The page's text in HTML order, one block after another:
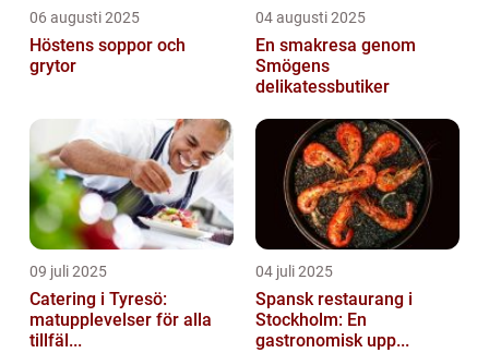
06 augusti 2025
Höstens soppor och
grytor
04 augusti 2025
En smakresa genom
Smögens
delikatessbutiker
09 juli 2025
Catering i Tyresö:
matupplevelser för alla
tillfäl...
04 juli 2025
Spansk restaurang i
Stockholm: En
gastronomisk upp...